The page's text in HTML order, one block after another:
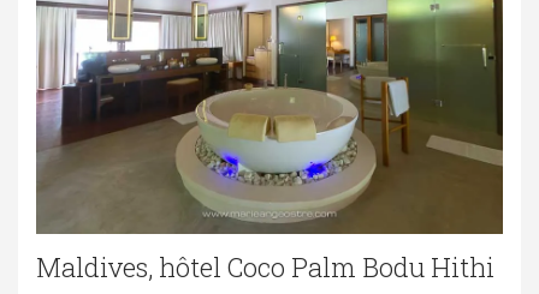
Maldives, hôtel Coco Palm Bodu Hithi